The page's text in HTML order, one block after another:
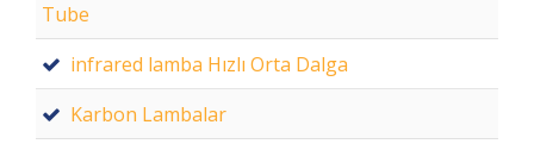
Tube
infrared lamba Hızlı Orta Dalga
Karbon Lambalar